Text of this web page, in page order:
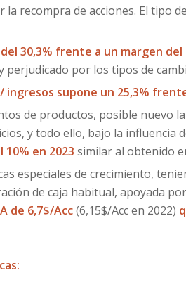
la recompra de acciones. El tipo
30,3% frente a un margen del
perjudicado por los tipos de
supone un 25,3% frente
de productos, posible nuevo
y todo ello, bajo la influencia
en 2023 similar al obtenido
especiales de crecimiento,
de caja habitual, apoyada
de 6,7$/Acc(6,15$/Acc en 2022)